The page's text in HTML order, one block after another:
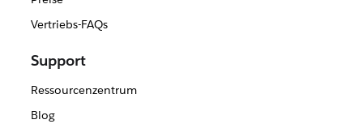
Vertriebs-FAQs
Support
Ressourcenzentrum
Blog